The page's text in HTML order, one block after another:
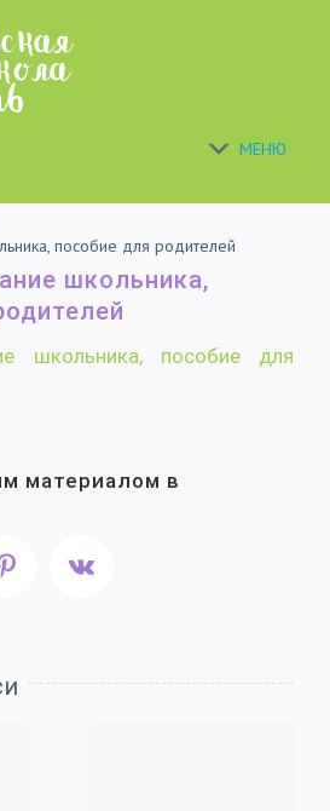
МЕНЮ
пособие для родителей
школьника,
школьника, пособие для
материалом в
PinterestVk